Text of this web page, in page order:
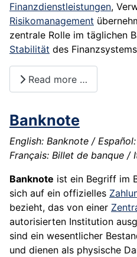
Finanzdienstleistungen,
Risikomanagement
zentrale Rolle im täglichen
Stabilität des
Read more …
Banknote
English: Banknote /
Français: Billet de banque /
Banknote ist ein Begriff im
sich auf ein offizielles
bezieht, das von einer
autorisierten Institution
sind ein wesentlicher
und dienen als physische